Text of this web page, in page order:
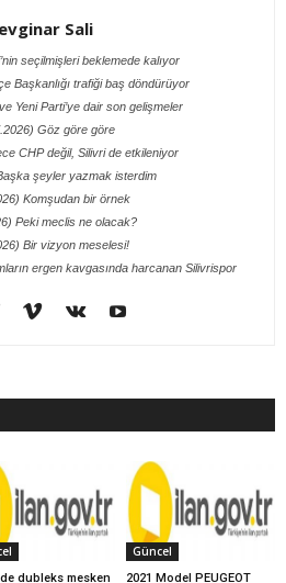
Sali
seçilmişleri beklemede kalıyor
Başkanlığı trafiği baş döndürüyor
Yeni Parti’ye dair son gelişmeler
Göz göre göre
CHP değil, Silivri de etkileniyor
şeyler yazmak isterdim
Komşudan bir örnek
Peki meclis ne olacak?
Bir vizyon meselesi!
ergen kavgasında harcanan Silivrispor
dubleks mesken
Güncel
2021 Model PEUGEOT